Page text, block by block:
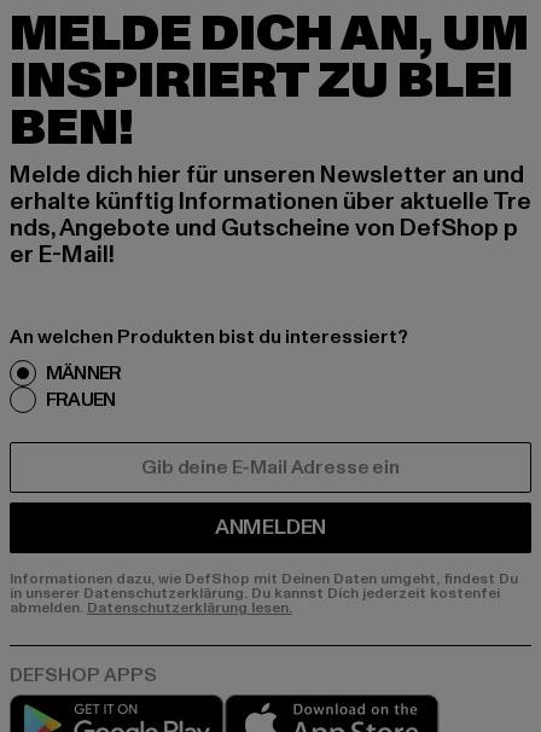
MELDE DICH AN, UM
INSPIRIERT ZU BLEI
BEN!
Melde dich hier für unseren Newsletter an und
erhalte künftig Informationen über aktuelle Tre
nds, Angebote und Gutscheine von DefShop p
er E-Mail!
An welchen Produkten bist du interessiert?
MÄNNER
FRAUEN
ANMELDEN
Informationen dazu, wie DefShop mit Deinen Daten umgeht, findest Du
in unserer Datenschutzerklärung. Du kannst Dich jederzeit kostenfei
abmelden. Datenschutzerklärung lesen.
Play market